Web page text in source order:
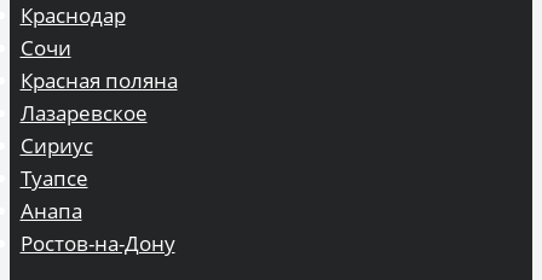
Краснодар
Сочи
Красная поляна
Лазаревское
Сириус
Туапсе
Анапа
Ростов-на-Дону